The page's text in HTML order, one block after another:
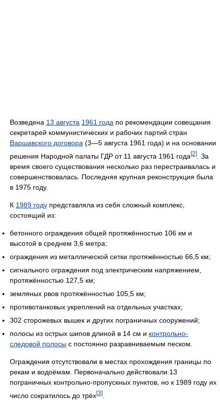
Возведена 13 августа 1961 года по рекомендации совещания
секретарей коммунистических и рабочих партий стран
Варшавского договора (3—5 августа 1961 года) и на основании
решения Народной палаты ГДР от 11 августа 1961 года [2]
. За
время своего существования несколько раз перестраивалась и
совершенствовалась. Последняя крупная реконструкция была
в 1975 году.
К 1989 году представляла из себя сложный комплекс,
состоящий из:
бетонного ограждения общей протяжённостью 106 км и
высотой в среднем 3,6 метра;
ограждения из металлической сетки протяжённостью 66,5 км;
сигнального ограждения под электрическим напряжением,
протяжённостью 127,5 км;
земляных рвов протяжённостью 105,5 км;
противотанковых укреплений на отдельных участках;
302 сторожевых вышек и других пограничных сооружений;
полосы из острых шипов длиной в 14 см и контрольно-
следовой полосы с постоянно разравниваемым песком.
Ограждения отсутствовали в местах прохождения границы по
рекам и водоёмам. Первоначально действовали 13
пограничных контрольно-пропускных пунктов, но к 1989 году их
число сократилось до трёх[3]